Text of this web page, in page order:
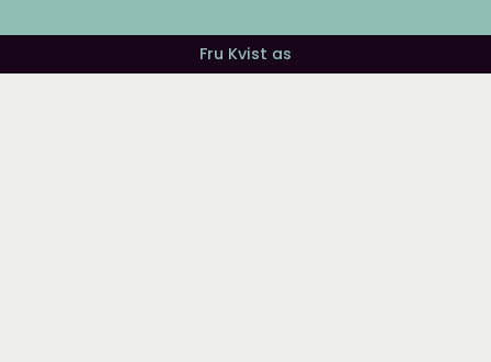
Fru Kvist as